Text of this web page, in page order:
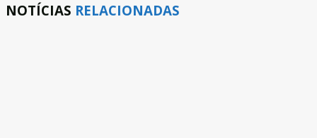
NOTÍCIAS RELACIONADAS